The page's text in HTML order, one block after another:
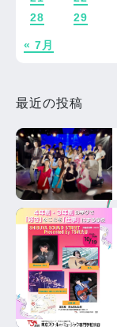
« 7月
28
29
最近の投稿